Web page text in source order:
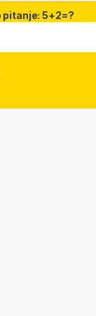
pitanje: 5+2=?